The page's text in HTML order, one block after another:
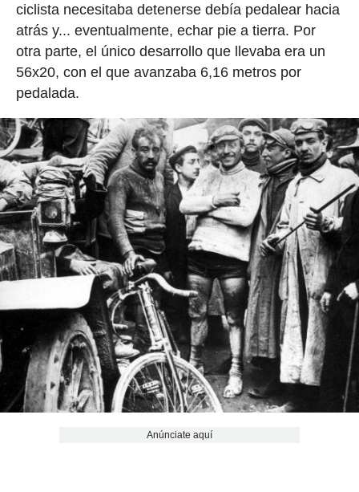
ciclista necesitaba detenerse debía pedalear hacia
atrás y... eventualmente, echar pie a tierra. Por
otra parte, el único desarrollo que llevaba era un
56x20, con el que avanzaba 6,16 metros por
pedalada.
Anúnciate aquí